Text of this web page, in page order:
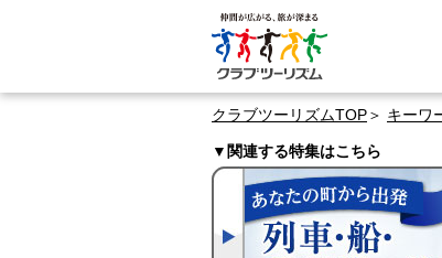
クラブツーリズムTOP キーワ
▼関連する特集はこちら